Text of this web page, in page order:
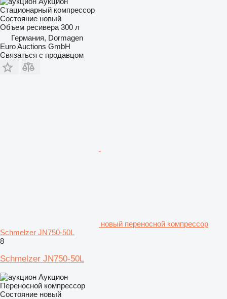
Стационарный компрессор
Состояние новый
Объем ресивера 300 л
Германия, Dormagen
Euro Auctions GmbH
Связаться с продавцом
новый переносной компрессор
Schmelzer JN750-50L
8
Schmelzer JN750-50L
Аукцион
Переносной компрессор
Состояние новый